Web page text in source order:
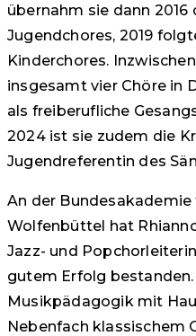
übernahm sie dann 2016
Jugendchores, 2019
Kinderchores.
insgesamt vier Chöre in
als freiberufliche
2024 ist sie zudem die
Jugendreferentin des
An der
Wolfenbüttel hat
Jazz- und
gutem Erfolg
Musikpädagogik mit
Nebenfach klassischem